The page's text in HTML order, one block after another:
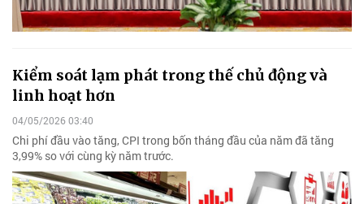
Kiểm soát lạm phát trong thế chủ động và
linh hoạt hơn
04/05/2026 03:40
Chi phí đầu vào tăng, CPI trong bốn tháng đầu của năm đã tăng
3,99% so với cùng kỳ năm trước.